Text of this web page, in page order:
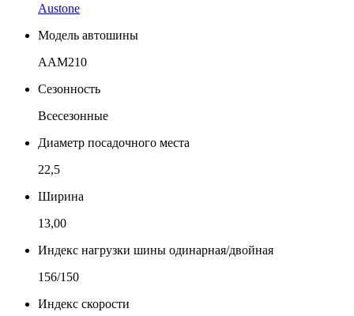
Austone
Модель автошины
AAM210
Сезонность
Всесезонные
Диаметр посадочного места
22,5
Ширина
13,00
Индекс нагрузки шины одинарная/двойная
156/150
Индекс скорости